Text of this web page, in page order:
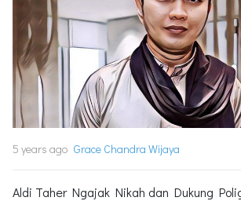
5 years ago Grace Chandra Wijaya
Aldi Taher Ngajak Nikah dan Dukung